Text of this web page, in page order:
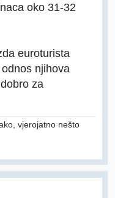
oko 31-32
euroturista
njihova
za
vjerojatno nešto